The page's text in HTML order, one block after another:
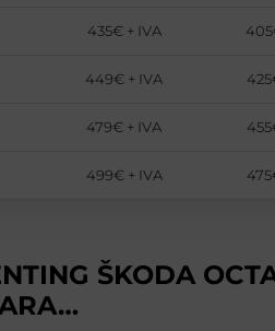
435€ + IVA
449€ + IVA
479€ + IVA
499€ + IVA
ŠKODA